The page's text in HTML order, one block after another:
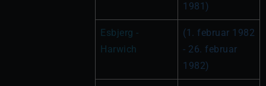
1981)
Esbjerg -
Harwich
(1. februar 1982
- 26. februar
1982)